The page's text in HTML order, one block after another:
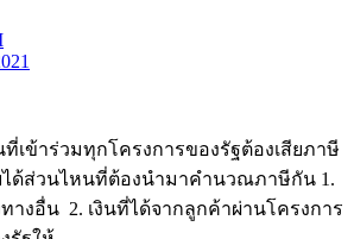
เข้าร่วมทุกโครงการของรัฐต้องเสียภาษี
ได้ส่วนไหนที่ต้องนำมาคำนวณภาษีกัน 1.
างอื่น 2. เงินที่ได้จากลูกค้าผ่านโครงการ